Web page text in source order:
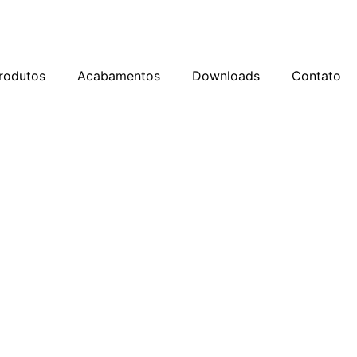
Acabamentos Downloads Contato